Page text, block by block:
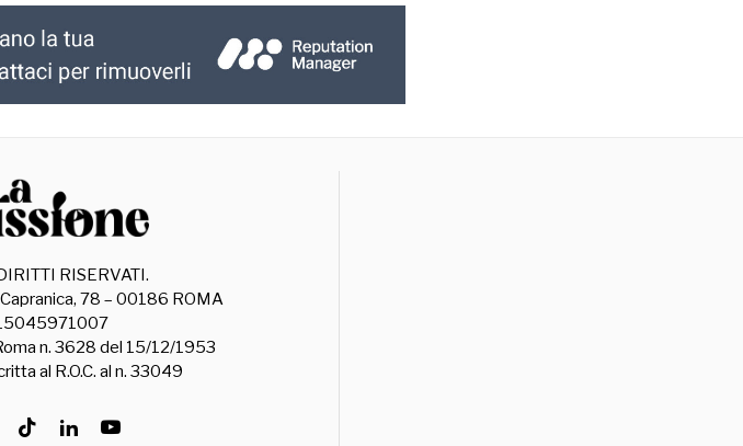
RISERVATI.
78 – 00186 ROMA
15045971007
n. 3628 del 15/12/1953
al R.O.C. al n. 33049